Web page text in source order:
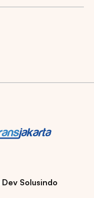
Solusindo